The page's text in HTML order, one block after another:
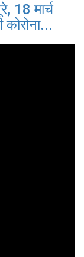
18 मार्च